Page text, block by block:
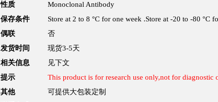
性质
Monoclonal Antibody
保存条件
Store at 2 to 8 °C for one week .Store at -20 to -80 °C
偶联
否
发货时间
现货3-5天
相关信息
见下文
提示
This product is for research use only,not for diagnostic
其他
可提供大包装定制